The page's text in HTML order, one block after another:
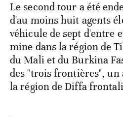
Le second tour a été
d'au moins huit agents
véhicule de sept d'entre
mine dans la région de
du Mali et du Burkina
des "trois frontières", un
la région de Diffa